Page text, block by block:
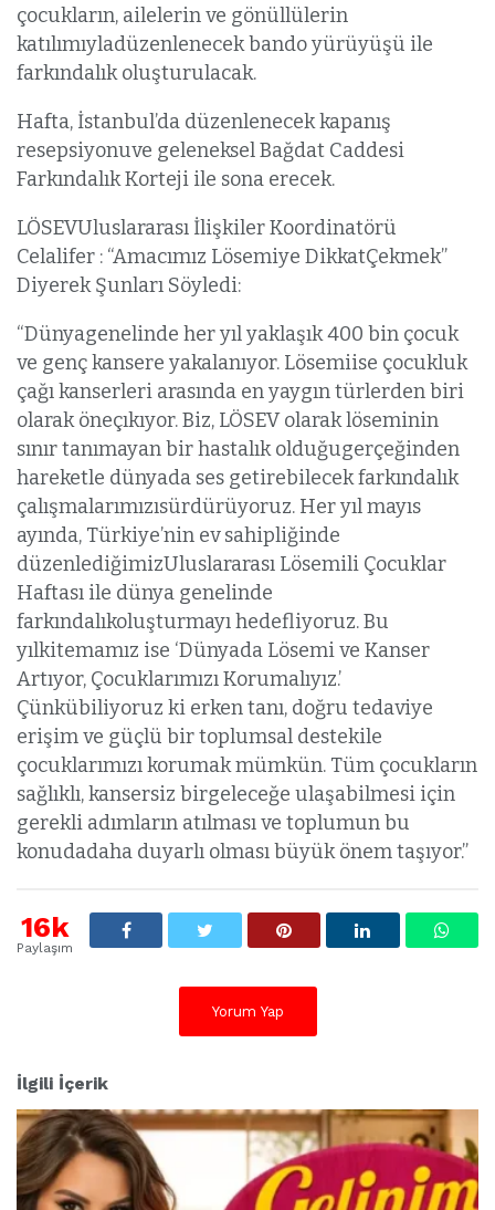
çocukların, ailelerin ve gönüllülerin
katılımıyladüzenlenecek bando yürüyüşü ile
farkındalık oluşturulacak.
Hafta, İstanbul’da düzenlenecek kapanış
resepsiyonuve geleneksel Bağdat Caddesi
Farkındalık Korteji ile sona erecek.
LÖSEVUluslararası İlişkiler Koordinatörü
Celalifer : “Amacımız Lösemiye DikkatÇekmek”
Diyerek Şunları Söyledi:
“Dünyagenelinde her yıl yaklaşık 400 bin çocuk
ve genç kansere yakalanıyor. Lösemiise çocukluk
çağı kanserleri arasında en yaygın türlerden biri
olarak öneçıkıyor. Biz, LÖSEV olarak löseminin
sınır tanımayan bir hastalık olduğugerçeğinden
hareketle dünyada ses getirebilecek farkındalık
çalışmalarımızısürdürüyoruz. Her yıl mayıs
ayında, Türkiye’nin ev sahipliğinde
düzenlediğimizUluslararası Lösemili Çocuklar
Haftası ile dünya genelinde
farkındalıkoluşturmayı hedefliyoruz. Bu
yılkitemamız ise ‘Dünyada Lösemi ve Kanser
Artıyor, Çocuklarımızı Korumalıyız.’
Çünkübiliyoruz ki erken tanı, doğru tedaviye
erişim ve güçlü bir toplumsal destekile
çocuklarımızı korumak mümkün. Tüm çocukların
sağlıklı, kansersiz birgeleceğe ulaşabilmesi için
gerekli adımların atılması ve toplumun bu
konudadaha duyarlı olması büyük önem taşıyor.”
16k
Paylaşım
Yorum Yap
İlgili İçerik